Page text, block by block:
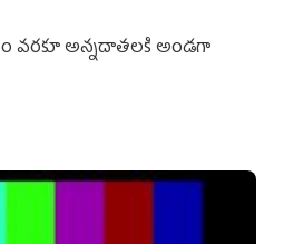
వరకూ అన్నదాతలకి అండగా